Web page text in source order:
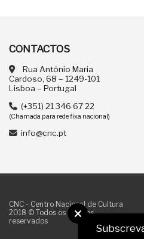
CONTACTOS
Rua António Maria
Cardoso, 68 – 1249-101
Lisboa – Portugal
(+351) 21 346 67 22
(Chamada para rede fixa nacional)
info@cnc.pt
CNC - Centro Nacional de Cultura
2018 © Todos os direitos
reservados